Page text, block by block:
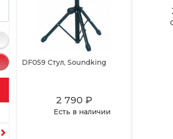
DF059 Стул, Soundking
2 790 ₽
Есть в наличии